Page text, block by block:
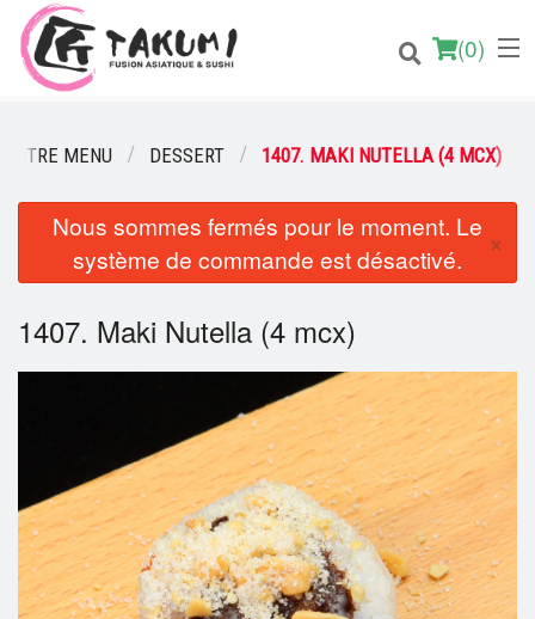
(0)
Commander en ligne
Emplacement
Français
Panier (0)
Rechercher
NOTRE MENU DESSERT 1407. MAKI NUTELLA (4 MCX)
Nous sommes fermés pour le moment. Le
système de commande est désactivé.
×
1407. Maki Nutella (4 mcx)